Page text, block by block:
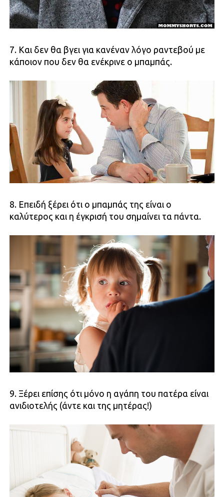
7. Και δεν θα βγει για κανέναν λόγο ραντεβού με
κάποιον που δεν θα ενέκρινε ο μπαμπάς.
8. Επειδή ξέρει ότι ο μπαμπάς της είναι ο
καλύτερος και η έγκρισή του σημαίνει τα πάντα.
9. Ξέρει επίσης ότι μόνο η αγάπη του πατέρα είναι
ανιδιοτελής (άντε και της μητέρας!)